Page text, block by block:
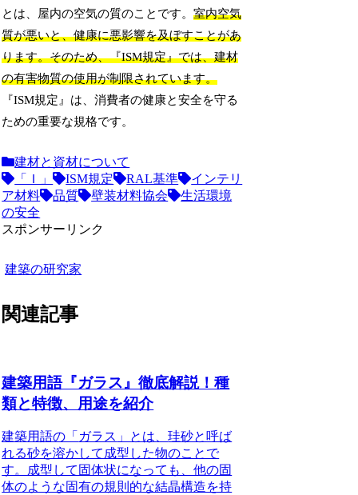
とは、屋内の空気の質のことです。室内空気
質が悪いと、健康に悪影響を及ぼすことがあ
ります。そのため、『ISM規定』では、建材
の有害物質の使用が制限されています。
『ISM規定』は、消費者の健康と安全を守る
ための重要な規格です。
建材と資材について
「Ｉ」
ISM規定 RAL基準
インテリ
ア材料
品質 壁装材料協会
生活環境
の安全
スポンサーリンク
建築の研究家
関連記事
建築用語『ガラス』徹底解説！種
類と特徴、用途を紹介
建築用語の「 ガラス 」とは、珪砂と呼ば
れる砂を溶かして成型した物のことで
す。成型して固体状になっても、他の固
体のような固有の規則的な結晶構造を持